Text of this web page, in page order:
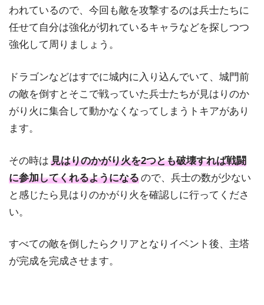
われているので、今回も敵を攻撃するのは兵士たちに
任せて自分は強化が切れているキャラなどを探しつつ
強化して周りましょう。
ドラゴンなどはすでに城内に入り込んでいて、城門前
の敵を倒すとそこで戦っていた兵士たちが見はりのか
がり火に集合して動かなくなってしまうトキアがあり
ます。
その時は 見はりのかがり火を2つとも破壊すれば戦闘
に参加してくれるようになるので、兵士の数が少ない
と感じたら見はりのかがり火を確認しに行ってくださ
い。
すべての敵を倒したらクリアとなりイベント後、主塔
が完成を完成させます。